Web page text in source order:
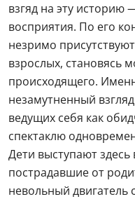
взгяд на эту историю
восприятия. По его
незримо
взрослых, становясь
происходящего.
незамутненный
ведущих себя как
спектаклю
Дети выступают
пострадавшие от
невольный